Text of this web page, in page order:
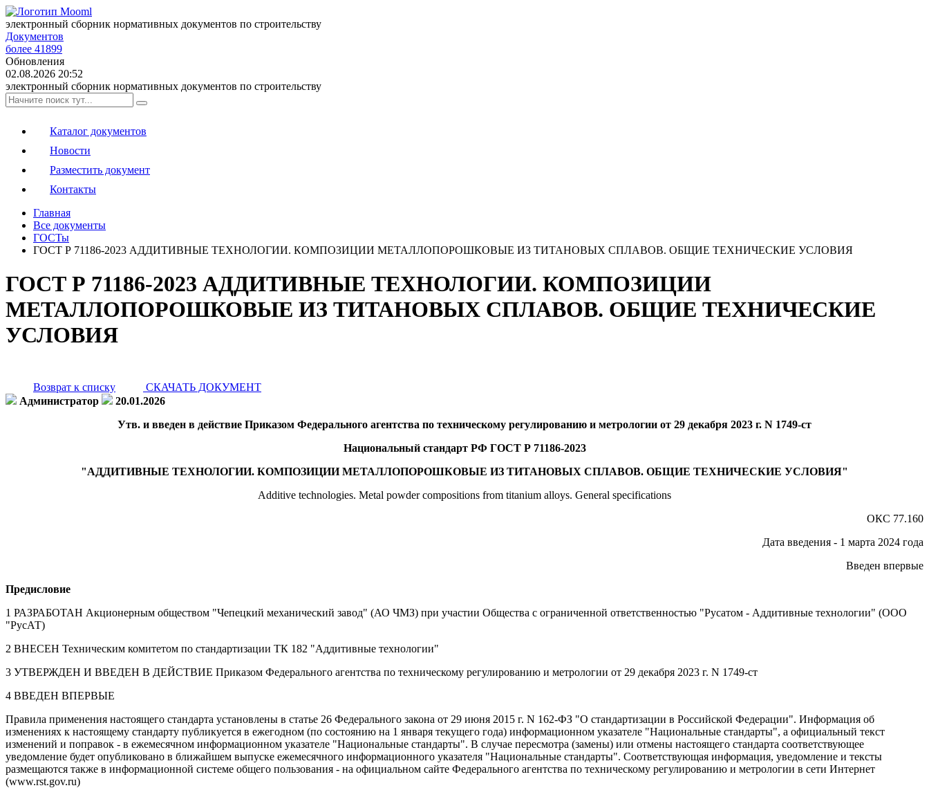
электронный сборник нормативных документов по строительству
Документов
более 41899
Обновления
02.08.2026 20:52
электронный сборник нормативных документов по строительству
Каталог документов
Новости
Разместить документ
Контакты
Главная
Все документы
ГОСТы
ГОСТ Р 71186-2023 АДДИТИВНЫЕ ТЕХНОЛОГИИ. КОМПОЗИЦИИ МЕТАЛЛОПОРОШКОВЫЕ ИЗ ТИТАНОВЫХ СПЛАВОВ. ОБЩИЕ ТЕХНИЧЕСКИЕ УСЛОВИЯ
ГОСТ Р 71186-2023 АДДИТИВНЫЕ ТЕХНОЛОГИИ. КОМПОЗИЦИИ
МЕТАЛЛОПОРОШКОВЫЕ ИЗ ТИТАНОВЫХ СПЛАВОВ. ОБЩИЕ ТЕХНИЧЕСКИЕ
УСЛОВИЯ
Возврат к списку
СКАЧАТЬ ДОКУМЕНТ
Администратор
20.01.2026
Утв. и введен в действие Приказом Федерального агентства по техническому регулированию и метрологии от 29 декабря 2023 г. N 1749-ст
Национальный стандарт РФ ГОСТ Р 71186-2023
"АДДИТИВНЫЕ ТЕХНОЛОГИИ. КОМПОЗИЦИИ МЕТАЛЛОПОРОШКОВЫЕ ИЗ ТИТАНОВЫХ СПЛАВОВ. ОБЩИЕ ТЕХНИЧЕСКИЕ УСЛОВИЯ"
Additive technologies. Metal powder compositions from titanium alloys. General specifications
ОКС 77.160
Дата введения - 1 марта 2024 года
Введен впервые
Предисловие
1 РАЗРАБОТАН Акционерным обществом "Чепецкий механический завод" (АО ЧМЗ) при участии Общества с ограниченной ответственностью "Русатом - Аддитивные технологии" (ООО
"РусАТ)
2 ВНЕСЕН Техническим комитетом по стандартизации ТК 182 "Аддитивные технологии"
3 УТВЕРЖДЕН И ВВЕДЕН В ДЕЙСТВИЕ Приказом Федерального агентства по техническому регулированию и метрологии от 29 декабря 2023 г. N 1749-ст
4 ВВЕДЕН ВПЕРВЫЕ
Правила применения настоящего стандарта установлены в статье 26 Федерального закона от 29 июня 2015 г. N 162-ФЗ "О стандартизации в Российской Федерации". Информация об
изменениях к настоящему стандарту публикуется в ежегодном (по состоянию на 1 января текущего года) информационном указателе "Национальные стандарты", а официальный текст
изменений и поправок - в ежемесячном информационном указателе "Национальные стандарты". В случае пересмотра (замены) или отмены настоящего стандарта соответствующее
уведомление будет опубликовано в ближайшем выпуске ежемесячного информационного указателя "Национальные стандарты". Соответствующая информация, уведомление и тексты
размещаются также в информационной системе общего пользования - на официальном сайте Федерального агентства по техническому регулированию и метрологии в сети Интернет
(www.rst.gov.ru)